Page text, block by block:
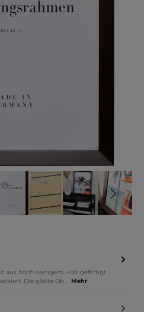
aus hochwertigem Holz gefertigt
Die glatte Ob… Mehr